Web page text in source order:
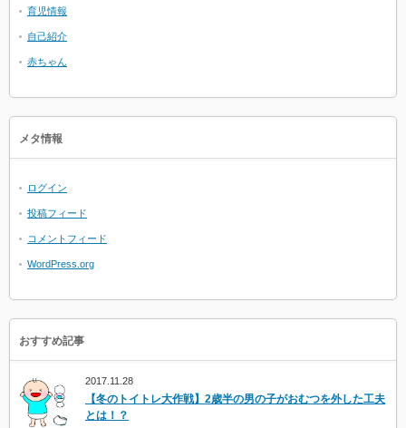
育児情報
自己紹介
赤ちゃん
メタ情報
ログイン
投稿フィード
コメントフィード
WordPress.org
おすすめ記事
2017.11.28
【冬のトイトレ大作戦】2歳半の男の子がおむつを外した工夫
とは！？